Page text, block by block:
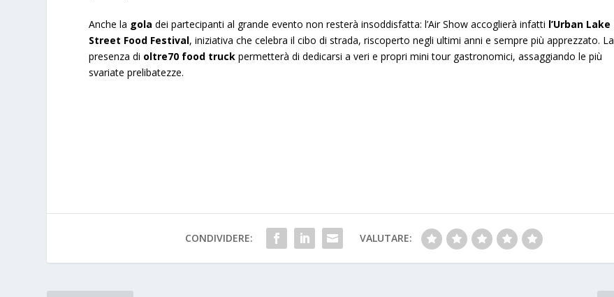
Anche la gola dei partecipanti al grande evento non resterà insoddisfatta: l’Air Show accoglierà infatti l’Urban Lake
Street Food Festival, iniziativa che celebra il cibo di strada, riscoperto negli ultimi anni e sempre più apprezzato. La
presenza di oltre70 food truckpermetterà di dedicarsi a veri e propri mini tour gastronomici, assaggiando le più
svariate prelibatezze.
CONDIVIDERE: VALUTARE: